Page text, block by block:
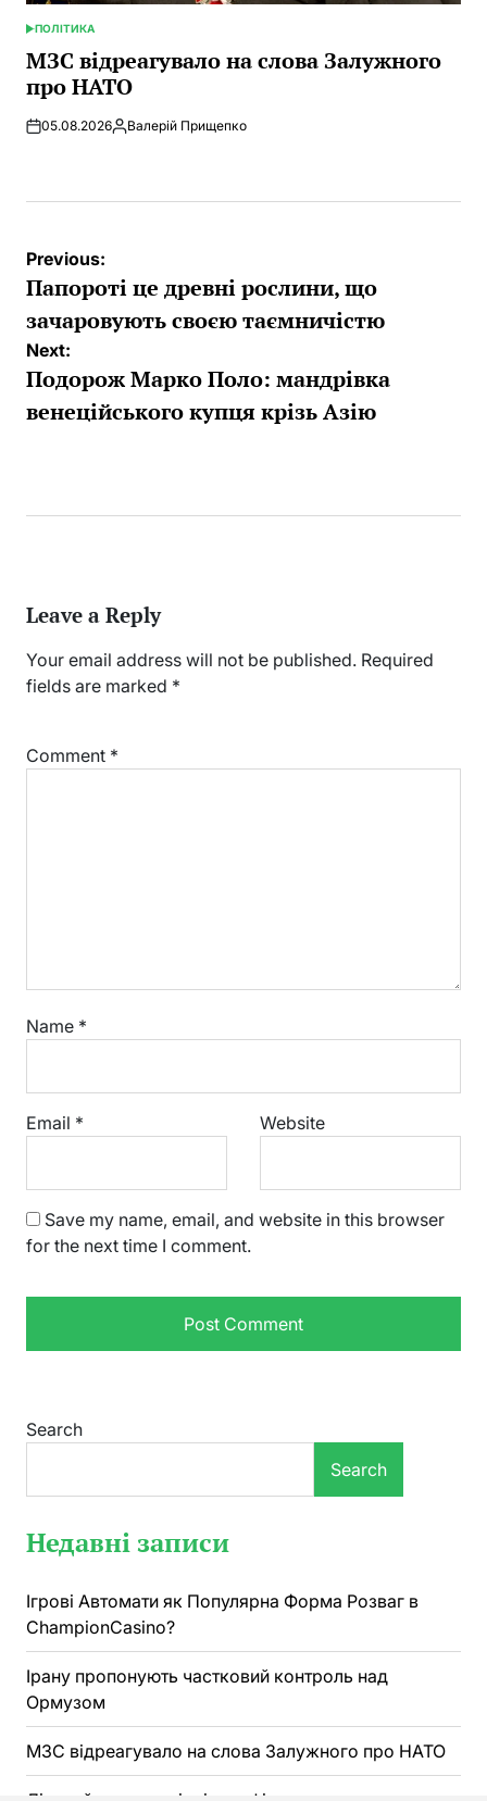
POSTED
IN
ПОЛІТИКА
МЗС відреагувало на слова Залужного
про НАТО
05.08.2026Posted
Валерій Прищепко
Post
navigation
Previous:
Папороті це древні рослини, що
зачаровують своєю таємничістю
Next:
Подорож Марко Поло: мандрівка
венеційського купця крізь Азію
Leave a Reply
Your email address will not be published. Required
fields are marked *
Comment *
Name *
Email * Website
Save my name, email, and website in this browser
for the next time I comment.
Search
Search
Недавні записи
Ігрові Автомати як Популярна Форма Розваг в
ChampionCasino?
Ірану пропонують частковий контроль над
Ормузом
МЗС відреагувало на слова Залужного про НАТО